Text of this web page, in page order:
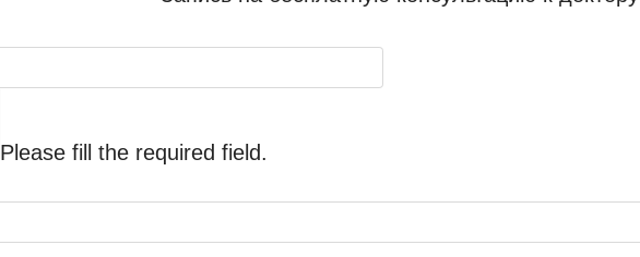
Please fill the required field.